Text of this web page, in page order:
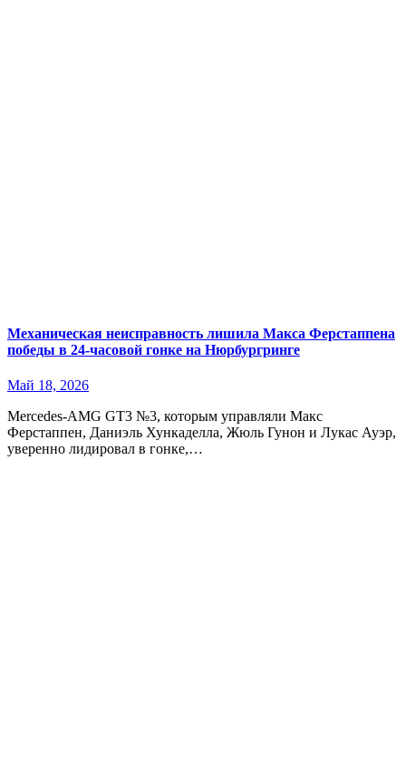
Механическая неисправность лишила Макса Ферстаппена
победы в 24-часовой гонке на Нюрбургринге
Май 18, 2026
Mercedes-AMG GT3 №3, которым управляли Макс
Ферстаппен, Даниэль Хункаделла, Жюль Гунон и Лукас Ауэр,
уверенно лидировал в гонке,…